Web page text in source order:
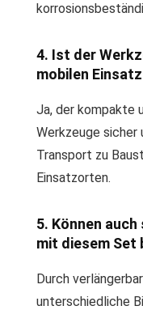
4. Ist der
mobilen
Ja, der kompakte
Werkzeuge
Transport zu
Einsatzorten.
5. Können
mit diesem Set
Durch
unterschiedliche